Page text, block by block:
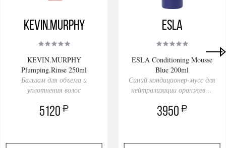
KEVIN.MURPHY
KEVIN.MURPHY
Plumping.Rinse 250ml
Бальзам для объема и
уплотнения волос
5120 a
ESLA
ESLA Conditioning Mousse
Blue 200ml
Синий кондиционер-мусс для
нейтрализации оранжевых
3950 a